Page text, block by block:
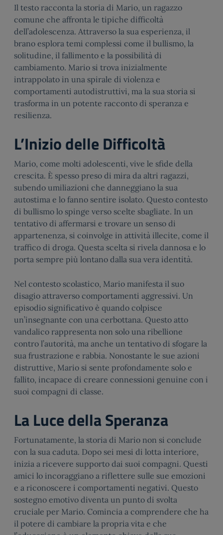
Il testo racconta la storia di Mario, un ragazzo
comune che affronta le tipiche difficoltà
dell’adolescenza. Attraverso la sua esperienza, il
brano esplora temi complessi come il bullismo, la
solitudine, il fallimento e la possibilità di
cambiamento. Mario si trova inizialmente
intrappolato in una spirale di violenza e
comportamenti autodistruttivi, ma la sua storia si
trasforma in un potente racconto di speranza e
resilienza.
L’Inizio delle Difficoltà
Mario, come molti adolescenti, vive le sfide della
crescita. È spesso preso di mira da altri ragazzi,
subendo umiliazioni che danneggiano la sua
autostima e lo fanno sentire isolato. Questo contesto
di bullismo lo spinge verso scelte sbagliate. In un
tentativo di affermarsi e trovare un senso di
appartenenza, si coinvolge in attività illecite, come il
traffico di droga. Questa scelta si rivela dannosa e lo
porta sempre più lontano dalla sua vera identità.
Nel contesto scolastico, Mario manifesta il suo
disagio attraverso comportamenti aggressivi. Un
episodio significativo è quando colpisce
un’insegnante con una cerbottana. Questo atto
vandalico rappresenta non solo una ribellione
contro l’autorità, ma anche un tentativo di sfogare la
sua frustrazione e rabbia. Nonostante le sue azioni
distruttive, Mario si sente profondamente solo e
fallito, incapace di creare connessioni genuine con i
suoi compagni di classe.
La Luce della Speranza
Fortunatamente, la storia di Mario non si conclude
con la sua caduta. Dopo sei mesi di lotta interiore,
inizia a ricevere supporto dai suoi compagni. Questi
amici lo incoraggiano a riflettere sulle sue emozioni
e a riconoscere i comportamenti negativi. Questo
sostegno emotivo diventa un punto di svolta
cruciale per Mario. Comincia a comprendere che ha
il potere di cambiare la propria vita e che